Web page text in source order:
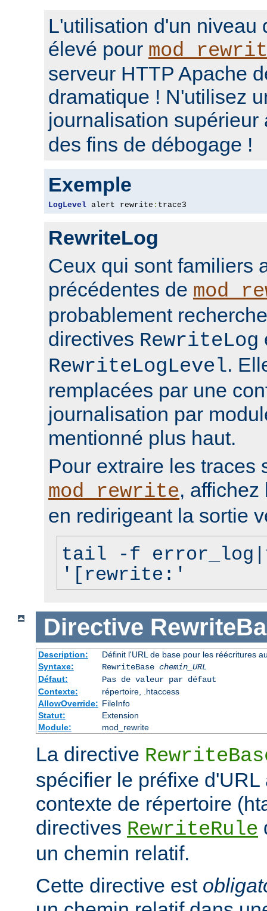
L'utilisation d'un niveau
élevé pour
serveur HTTP Apache
dramatique ! N'utilisez
journalisation
des fins de débogage !
Exemple
LogLevel alert rewrite : trace3
RewriteLog
Ceux qui sont familiers
précédentes de
probablement
directives RewriteLog
RewriteLogLevel.
remplacées par une
journalisation par
mentionné plus haut.
Pour extraire les traces
mod_rewrite,
en redirigeant la sortie
tail -f
'[rewrite:'
Directive
Description:
Définit l'URL de base pour les réécritures
Syntaxe:
RewriteBase chemin_URL
Défaut:
Pas de valeur par défaut
Contexte:
répertoire, .htaccess
AllowOverride: FileInfo
Statut:
Extension
Module:
mod_rewrite
La directive
spécifier le préfixe
contexte de répertoire
directives RewriteRule
un chemin relatif.
Cette directive est